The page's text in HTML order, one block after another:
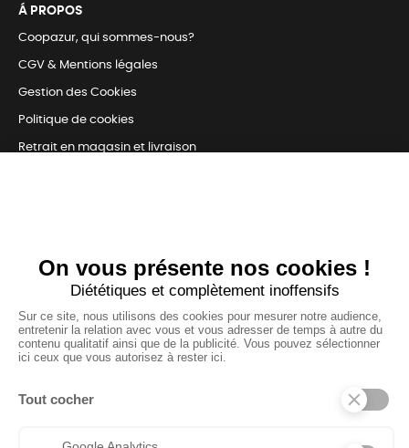
Á PROPOS
Coopazur, qui sommes-nous?
CGV & Mentions légales
Gestion des Cookies
Politique de cookies
Retrait en magasin et livraison
Nous sommes connectés
pour répondre à tous vos besoins
SUIVEZ-NOUS